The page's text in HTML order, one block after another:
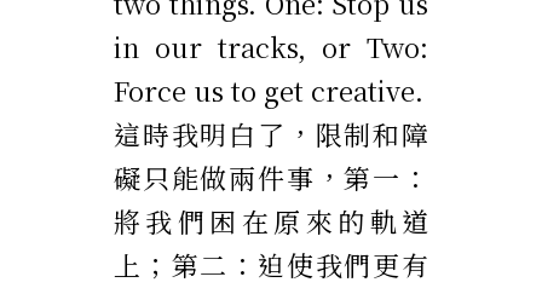
in our tracks, or Two:
Force us to get creative.
這時我明白了，限制和障
礙只能做兩件事，第一：
將我們困在原來的軌道
上；第二：迫使我們更有